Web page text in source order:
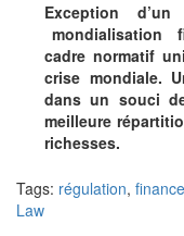
Exception
mondialisation
cadre normatif
crise mondiale.
dans un souci
meilleure
richesses.
Tags: régulation, finance
Law